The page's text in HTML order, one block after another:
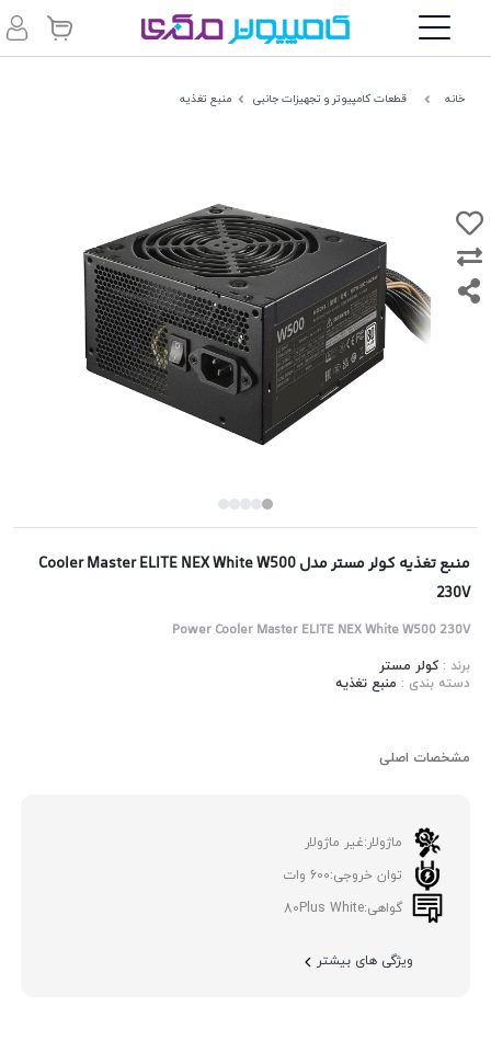
خانه قطعات کامپیوتر و تجهیزات جانبی منبع تغذیه
منبع تغذیه کولر مستر مدل Cooler Master ELITE NEX White W500
230V
Power Cooler Master ELITE NEX White W500 230V
برند :کولر مستر
دسته بندی : منبع تغذیه
مشخصات اصلی
ماژولار:غیر ماژولار
توان خروجی:600 وات
گواهی:80Plus White
ویژگی های بیشتر